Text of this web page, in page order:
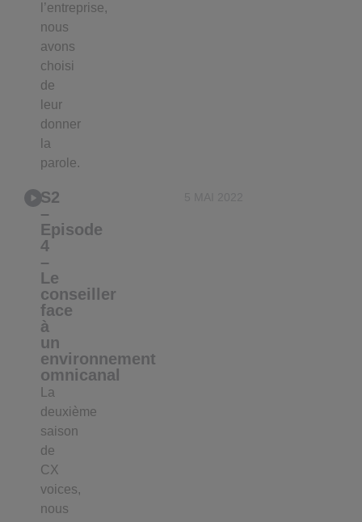
l’entreprise,
nous
avons
choisi
de
leur
donner
la
parole.
S2
–
Episode
4
–
Le
conseiller
face
à
un
environnement
omnicanal
La
deuxième
saison
de
CX
voices,
nous